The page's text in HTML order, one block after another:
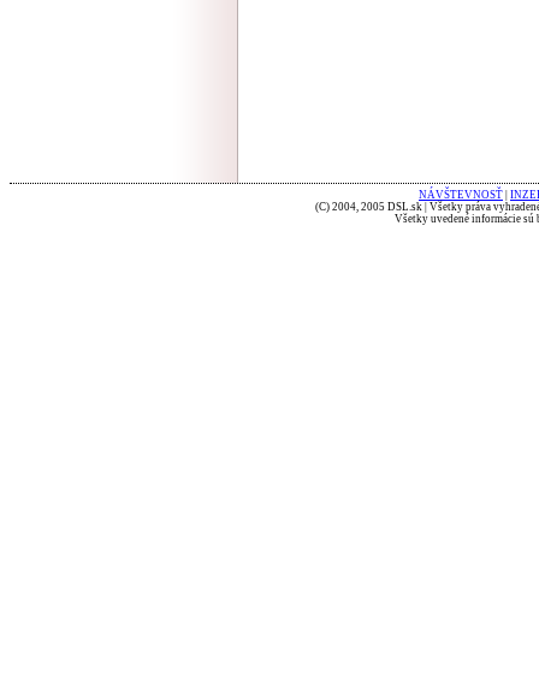
NÁVŠTEVNOSŤ
(C) 2004, 2005 DSL.sk | Všetky práva
Všetky uvedené informácie sú